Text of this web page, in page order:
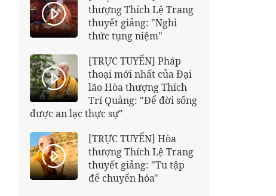
thượng Thích Lệ Trang
thuyết giảng: "Nghi
thức tụng niệm"
[TRỰC TUYẾN] Pháp
thoại mới nhất của Đại
lão Hòa thượng Thích
Trí Quảng: "Để đời sống
được an lạc thực sự"
[TRỰC TUYẾN] Hòa
thượng Thích Lệ Trang
thuyết giảng: "Tu tập
để chuyển hóa"